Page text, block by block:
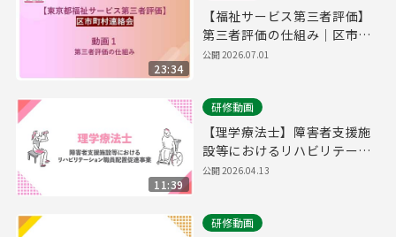
23:34
【福祉サービス第三者評価】
第三者評価の仕組み｜区市町
村連絡会＃１
公開2026.07.01
11:39
研修動画
【理学療法士】障害者支援施
設等におけるリハビリテーシ
ョン職員配置促進事業概要説
公開2026.04.13
研修動画